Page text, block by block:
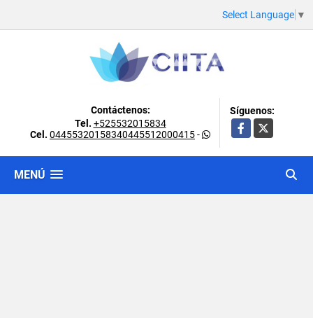
Select Language ▼
Contáctenos:
Tel. +525532015834
Cel. 04455320158340445512000415-
Síguenos:
Facebook
X
MENÚ